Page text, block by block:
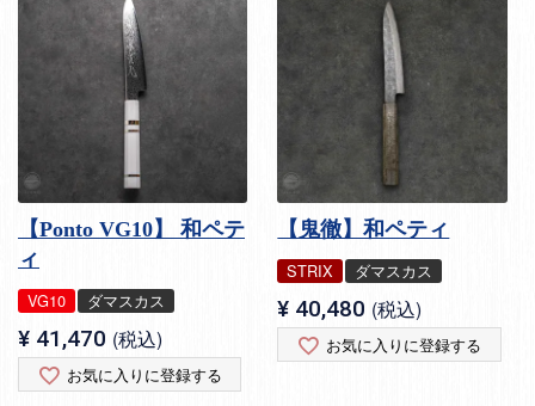
【Ponto VG10】 和ペテ
ィ
VG10 ダマスカス
¥ 41,470 税込
お気に入りに登録する
【鬼徹】和ペティ
STRIX ダマスカス
¥ 40,480 税込
お気に入りに登録する